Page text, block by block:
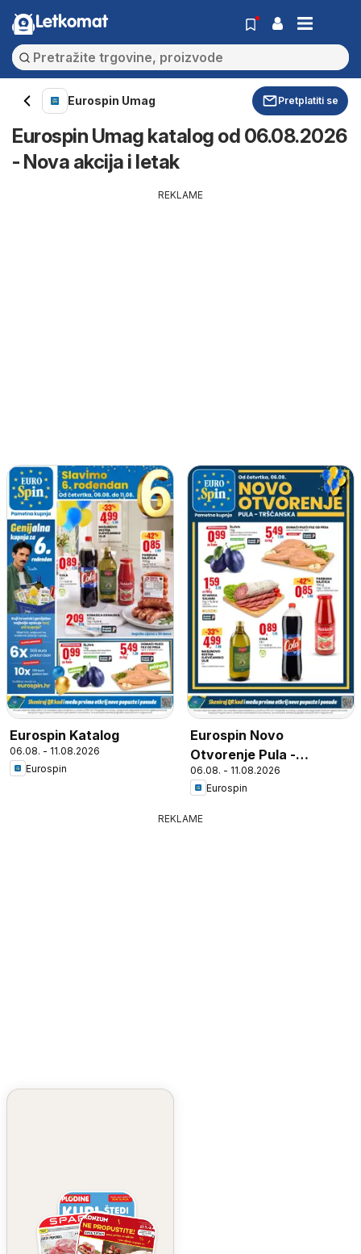
Letkomat
Eurospin Umag Pretplatiti se
Eurospin Umag katalog od 06.08.2026
- Nova akcija i letak
REKLAME
Eurospin Katalog
06.08. - 11.08.2026
Eurospin
Eurospin Novo
Otvorenje Pula -
Tršćanska
06.08. - 11.08.2026
Eurospin
REKLAME